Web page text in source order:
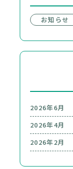
お知らせ
2026年6月
2026年4月
2026年2月